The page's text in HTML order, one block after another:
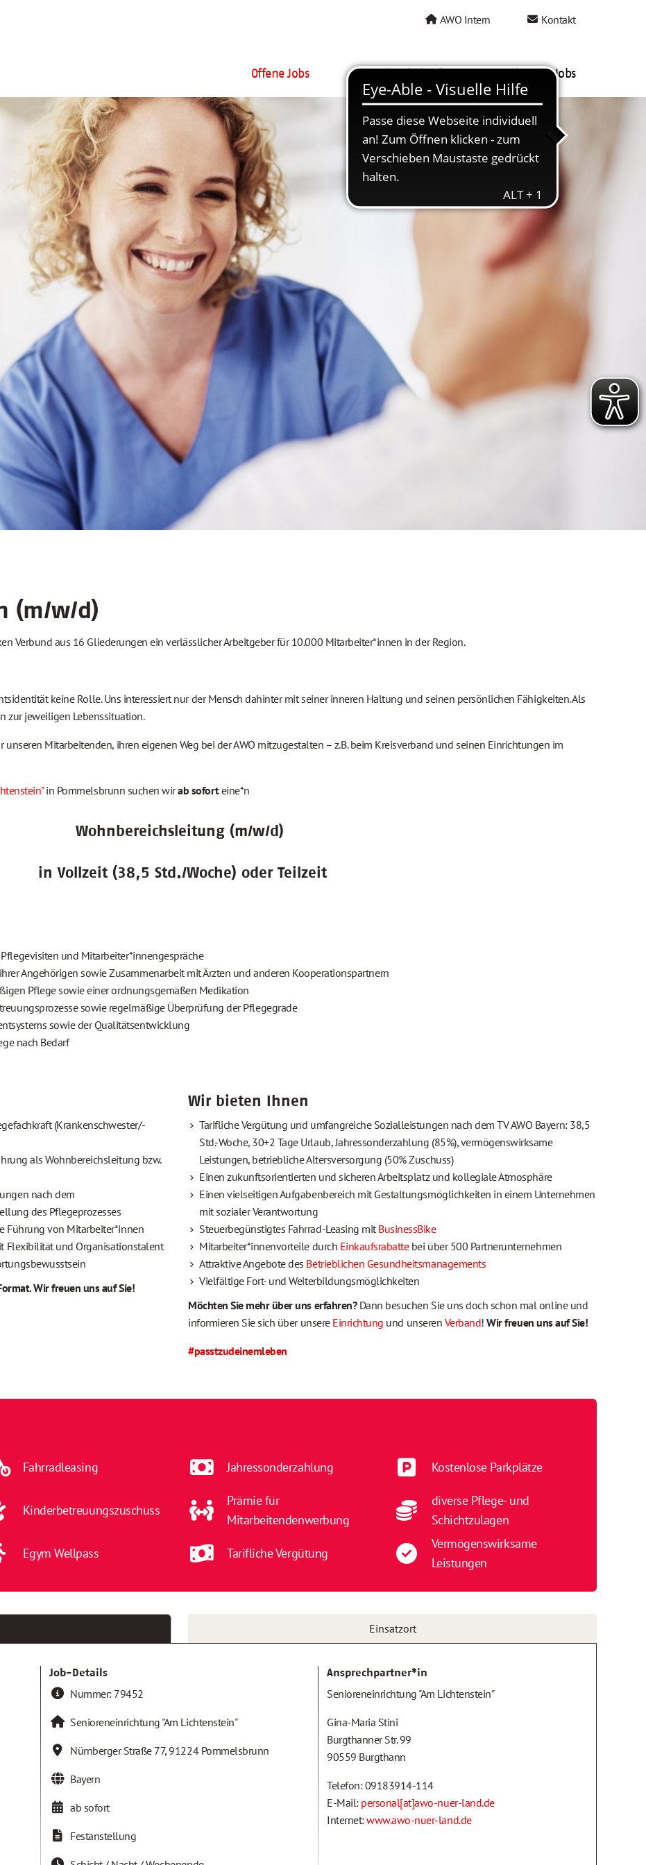
AWO Intern Kontakt
Offene Jobs AWO als Arbeitgeber Mein AWO Jobs
(m/w/d)
Verbund aus 16 Gliederungen ein verlässlicher Arbeitgeber für 10.000 Mitarbeiter*innen in der Region.
keine Rolle. Uns interessiert nur der Mensch dahinter mit seiner inneren Haltung und seinen persönlichen Fähigkeiten. Als
zur jeweiligen Lebenssituation.
Mitarbeitenden, ihren eigenen Weg bei der AWO mitzugestalten – z.B. beim Kreisverband und seinen Einrichtungen im
in Pommelsbrunn suchen wirab soforteine*n
Wohnbereichsleitung (m/w/d)
in Vollzeit (38,5 Std./Woche) oder Teilzeit
und Mitarbeiter*innengespräche
Angehörigen sowie Zusammenarbeit mit Ärzten und anderen Kooperationspartnern
Pflege sowie einer ordnungsgemäßen Medikation
sowie regelmäßige Überprüfung der Pflegegrade
sowie der Qualitätsentwicklung
nach Bedarf
(Krankenschwester/-
als Wohnbereichsleitung bzw.
nach dem
des Pflegeprozesses
Führung von Mitarbeiter*innen
Flexibilität und Organisationstalent
Wir freuen uns auf Sie!
Wir bieten Ihnen
Tarifliche Vergütung und umfangreiche Sozialleistungen nach dem TV AWO Bayern: 38,5
Std.-Woche, 30+2 Tage Urlaub, Jahressonderzahlung (85%), vermögenswirksame
Leistungen, betriebliche Altersversorgung (50% Zuschuss)
Einen zukunftsorientierten und sicheren Arbeitsplatz und kollegiale Atmosphäre
Einen vielseitigen Aufgabenbereich mit Gestaltungsmöglichkeiten in einem Unternehmen
mit sozialer Verantwortung
Steuerbegünstigtes Fahrrad-Leasing mitBusinessBike
Mitarbeiter*innenvorteile durch Einkaufsrabattebei über 500 Partnerunternehmen
Attraktive Angebote des Betrieblichen Gesundheitsmanagements
Vielfältige Fort- und Weiterbildungsmöglichkeiten
Möchten Sie mehr über uns erfahren?Dann besuchen Sie uns doch schon mal online und
informieren Sie sich über unsere Einrichtung und unseren Verband!Wir freuen uns auf Sie!
#passtzudeinemleben
Fahrradleasing Jahressonderzahlung Kostenlose Parkplätze
Kinderbetreuungszuschuss
Prämie für
Mitarbeitendenwerbung
diverse Pflege- und
Schichtzulagen
Egym Wellpass Tarifliche Vergütung
Vermögenswirksame
Leistungen
Einsatzort
Job-Details
Nummer: 79452
Senioreneinrichtung "Am Lichtenstein"
Nürnberger Straße 77,91224 Pommelsbrunn
Bayern
ab sofort
Festanstellung
Ansprechpartner*in
Senioreneinrichtung "Am Lichtenstein"
Gina-Maria Stini
Burgthanner Str. 99
90559 Burgthann
Telefon: 09183914-114
E-Mail: personal[at]awo-nuer-land.de
Internet:www.awo-nuer-land.de